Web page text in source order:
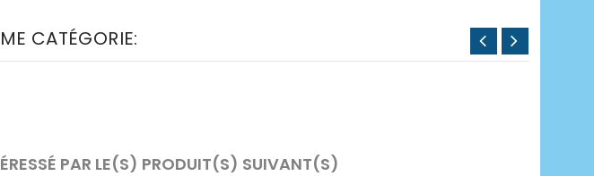
CATÉGORIE:
PAR LE(S) PRODUIT(S) SUIVANT(S)